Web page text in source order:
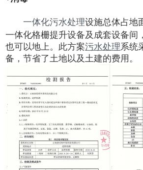
一体化污水处理设施总体占地
一体化格栅提升设备及成套设备间
也可以地上。此方案污水处理系统
备，节省了土地以及土建的费用。